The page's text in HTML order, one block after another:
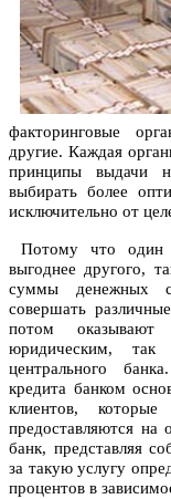
факторинговые
другие. Каждая
принципы выдачи
выбирать более
исключительно от
Потому что один
выгоднее другого,
суммы денежных
совершать
потом оказывают
юридическим,
центрального
кредита банком
клиентов,
предоставляются на
банк, представляя
за такую услугу
процентов в